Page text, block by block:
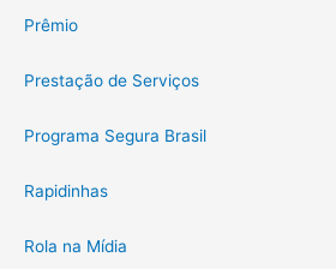
Prêmio
Prestação de Serviços
Programa Segura Brasil
Rapidinhas
Rola na Mídia